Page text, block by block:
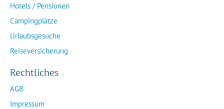
Hotels / Pensionen
Campingplätze
Urlaubsgesuche
Reiseversicherung
Rechtliches
AGB
Impressum